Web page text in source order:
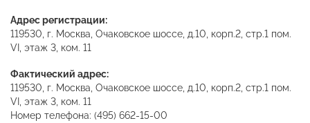
Адрес регистрации:
119530, г. Москва, Очаковское шоссе, д.10, корп.2, стр.1 пом.
VI, этаж 3, ком. 11
Фактический адрес:
119530, г. Москва, Очаковское шоссе, д.10, корп.2, стр.1 пом.
VI, этаж 3, ком. 11
Номер телефона: (495) 662-15-00